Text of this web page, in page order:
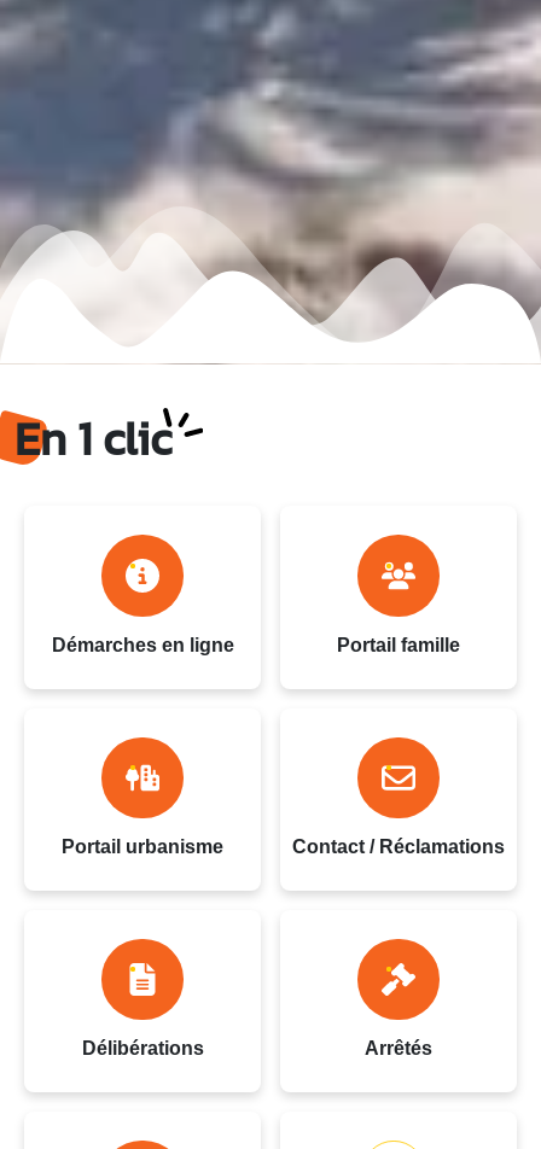
Ville du Gosier - Guadeloupe
En 1 clic
Démarches en ligne Portail famille
Portail urbanisme Contact / Réclamations
Délibérations Arrêtés